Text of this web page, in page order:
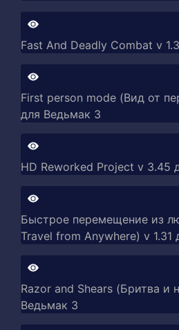
Fast And Deadly Combat v
First person mode (Вид от
для Ведьмак 3
HD Reworked Project v 3.45
Быстрое перемещение из
Travel from Anywhere) v 1.31
Razor and Shears (Бритва и
Ведьмак 3